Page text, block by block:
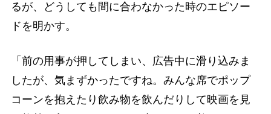
るが、どうしても間に合わなかった時のエピソー
ドを明かす。
「前の用事が押してしまい、広告中に滑り込みま
したが、気まずかったですね。みんな席でポップ
コーンを抱えたり飲み物を飲んだりして映画を見